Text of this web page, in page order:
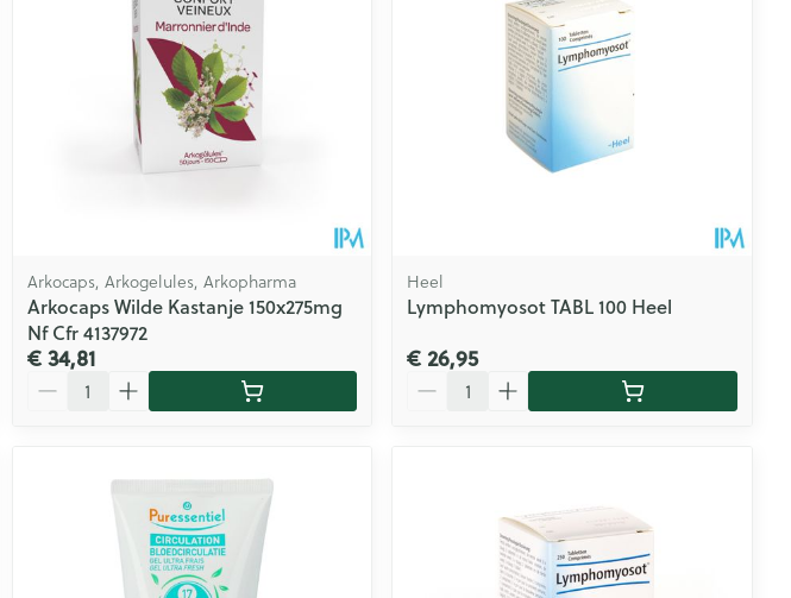
Arkocaps, Arkogelules, Arkopharma
Arkocaps Wilde Kastanje 150x275mg
Nf Cfr 4137972
€ 34,81
Heel
Lymphomyosot TABL 100 Heel
€ 26,95